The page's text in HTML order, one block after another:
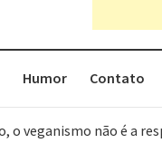
Humor Contato